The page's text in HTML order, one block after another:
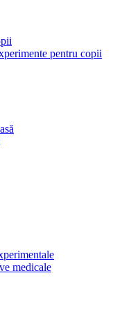
pentru copii
medicale